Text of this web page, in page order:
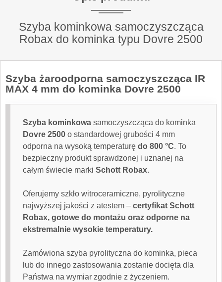
Szyba kominkowa samoczyszcząca
Robax do kominka typu Dovre 2500
Szyba żaroodporna samoczyszcząca IR
MAX 4 mm do kominka Dovre 2500
Szyba kominkowa samoczyszcząca do kominka
Dovre 2500 o standardowej grubości 4 mm
odporna na wysoką temperaturę do 800 °C. To
bezpieczny produkt sprawdzonej i uznanej na
całym świecie marki Schott Robax.
Oferujemy szkło witroceramiczne, pyrolityczne
najwyższej jakości z atestem – certyfikat Schott
Robax, gotowe do montażu oraz odporne na
ekstremalnie wysokie temperatury.
Zamówiona szyba pyrolityczna do kominka, pieca
lub do innego zastosowania zostanie docięta dla
Państwa na wymiar zgodnie z życzeniem.